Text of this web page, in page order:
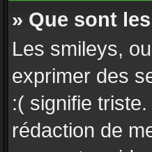
» Que sont
Les smileys,
exprimer des
:( signifie
rédaction de